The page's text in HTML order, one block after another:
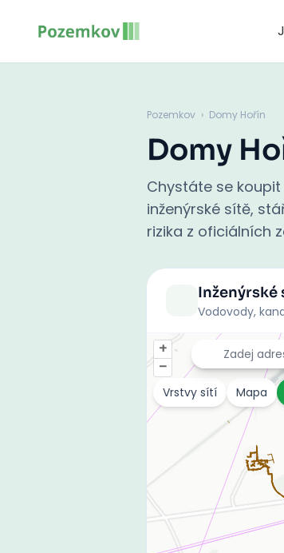
Pozemkov › Domy Hořín
Domy
Chystáte se
inženýrské sítě,
rizika z oficiálních
Inženýrské
Vodovody,